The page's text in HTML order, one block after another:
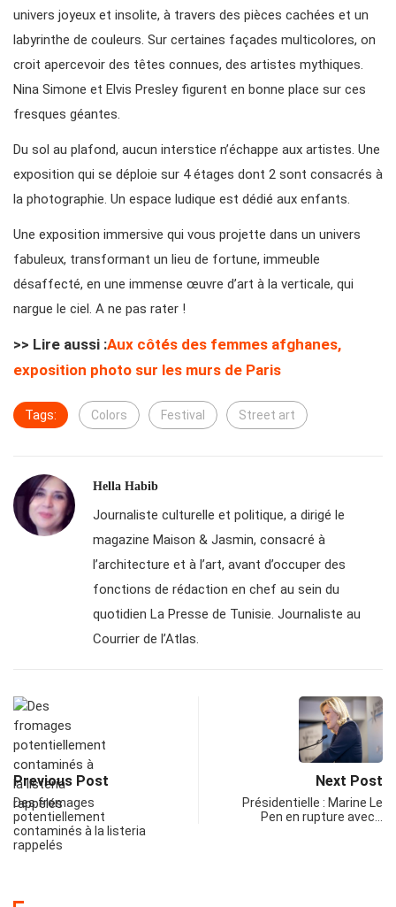
univers joyeux et insolite, à travers des pièces cachées et un
labyrinthe de couleurs. Sur certaines façades multicolores, on
croit apercevoir des têtes connues, des artistes mythiques.
Nina Simone et Elvis Presley figurent en bonne place sur ces
fresques géantes.
Du sol au plafond, aucun interstice n’échappe aux artistes. Une
exposition qui se déploie sur 4 étages dont 2 sont consacrés à
la photographie. Un espace ludique est dédié aux enfants.
Une exposition immersive qui vous projette dans un univers
fabuleux, transformant un lieu de fortune, immeuble
désaffecté, en une immense œuvre d’art à la verticale, qui
nargue le ciel. A ne pas rater !
>> Lire aussi :Aux côtés des femmes afghanes,
exposition photo sur les murs de Paris
Tags: Colors Festival Street art
Hella Habib
Journaliste culturelle et politique, a dirigé le
magazine Maison & Jasmin, consacré à
l’architecture et à l’art, avant d’occuper des
fonctions de rédaction en chef au sein du
quotidien La Presse de Tunisie. Journaliste au
Courrier de l’Atlas.
Previous Post
Des fromages
potentiellement
contaminés à la listeria
rappelés
Next Post
Présidentielle : Marine Le
Pen en rupture avec…